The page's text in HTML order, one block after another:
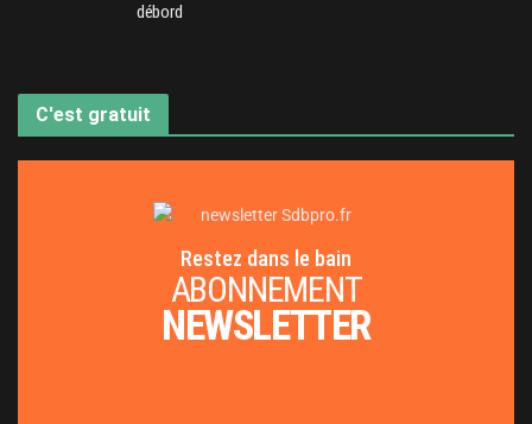
débord
C'est gratuit
Restez dans le bain
ABONNEMENT
NEWSLETTER